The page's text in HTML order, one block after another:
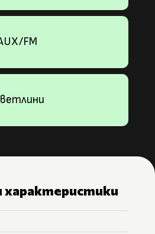
FM
характеристики